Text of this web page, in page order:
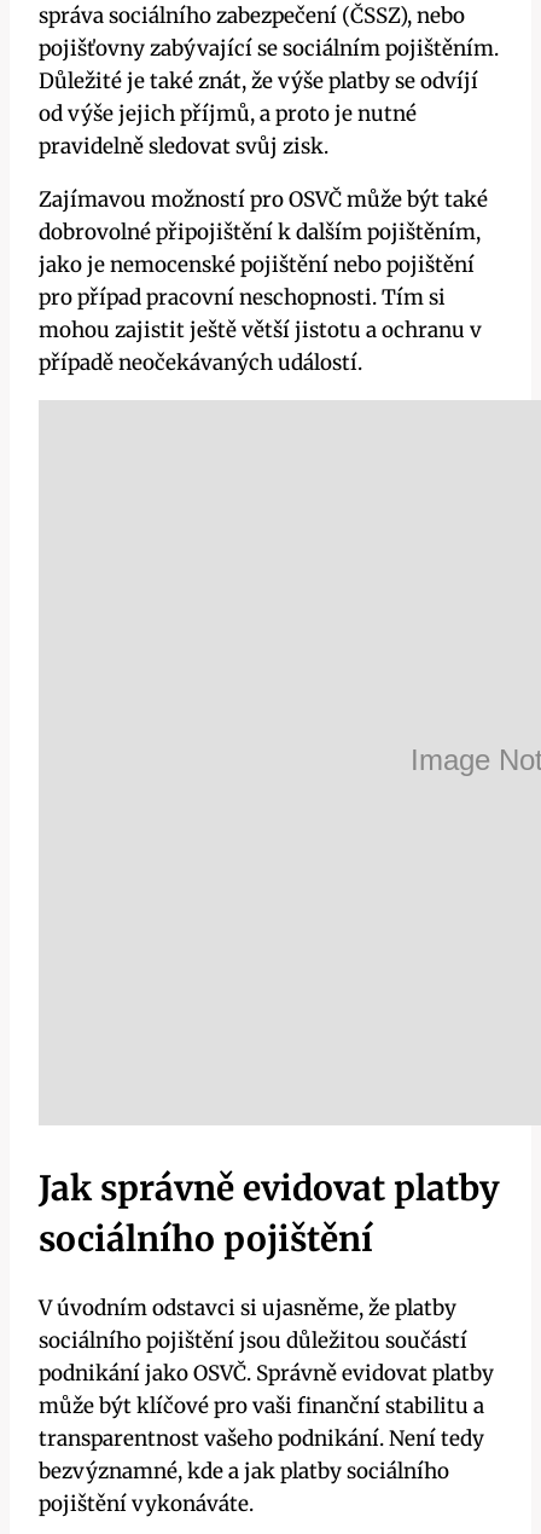
správa sociálního zabezpečení (ČSSZ), nebo
pojišťovny zabývající se sociálním pojištěním.
Důležité je také znát, že výše platby se odvíjí
od výše jejich příjmů, a proto je nutné
pravidelně sledovat svůj zisk.
Zajímavou možností pro OSVČ může být také
dobrovolné připojištění k dalším pojištěním,
jako je nemocenské pojištění nebo pojištění
pro případ pracovní neschopnosti. Tím si
mohou zajistit ještě větší jistotu a ochranu v
případě neočekávaných událostí.
Jak správně evidovat platby
sociálního pojištění
V úvodním odstavci si ujasněme, že platby
sociálního pojištění jsou důležitou součástí
podnikání jako OSVČ. Správně evidovat platby
může být klíčové pro vaši finanční stabilitu a
transparentnost vašeho podnikání. Není tedy
bezvýznamné, kde a jak platby sociálního
pojištění vykonáváte.